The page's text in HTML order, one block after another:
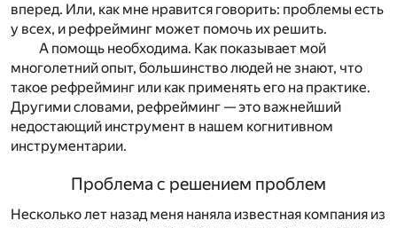
вперед. Или, как мне нравится говорить: проблемы есть
у всех, и рефрейминг может помочь их решить.
А помощь необходима. Как показывает мой
многолетний опыт, большинство людей не знают, что
такое рефрейминг или как применять его на практике.
Другими словами, рефрейминг — это важнейший
недостающий инструмент в нашем когнитивном
инструментарии.
Проблема с решением проблем
Несколько лет назад меня наняла известная компания из